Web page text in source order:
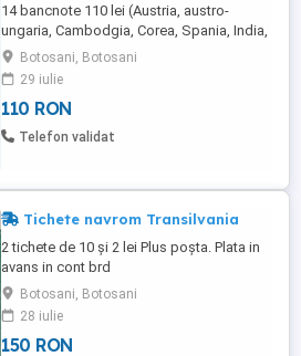
14 bancnote 110 lei (Austria, austro-
ungaria, Cambodgia, Corea, Spania, India,
Egipt, Belarus) Se dau și separat. Poșta 18
lei cu plata in cont brd și 25 lei ramburs la
cerere poze
Botosani, Botosani
29 iulie
110 RON
Telefon validat
Tichete navrom Transilvania
2 tichete de 10 și 2 lei Plus poșta. Plata in
avans in cont brd
Botosani, Botosani
28 iulie
150 RON